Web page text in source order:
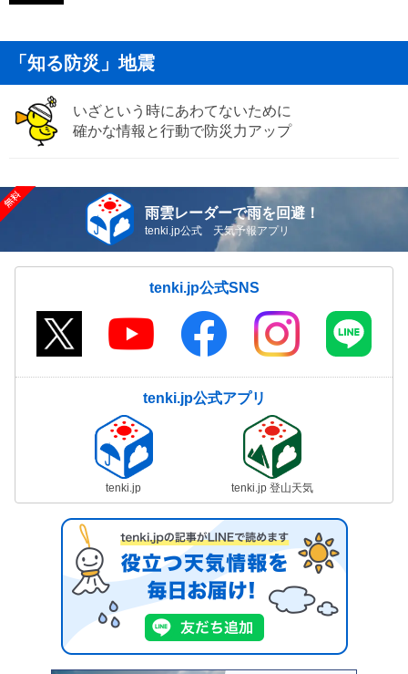
「知る防災」地震
いざという時にあわてないために
確かな情報と行動で防災力アップ
雨雲レーダーで雨を回避！
tenki.jp公式 天気予報アプリ
tenki.jp公式SNS
tenki.jp公式アプリ
tenki.jp tenki.jp 登山天気